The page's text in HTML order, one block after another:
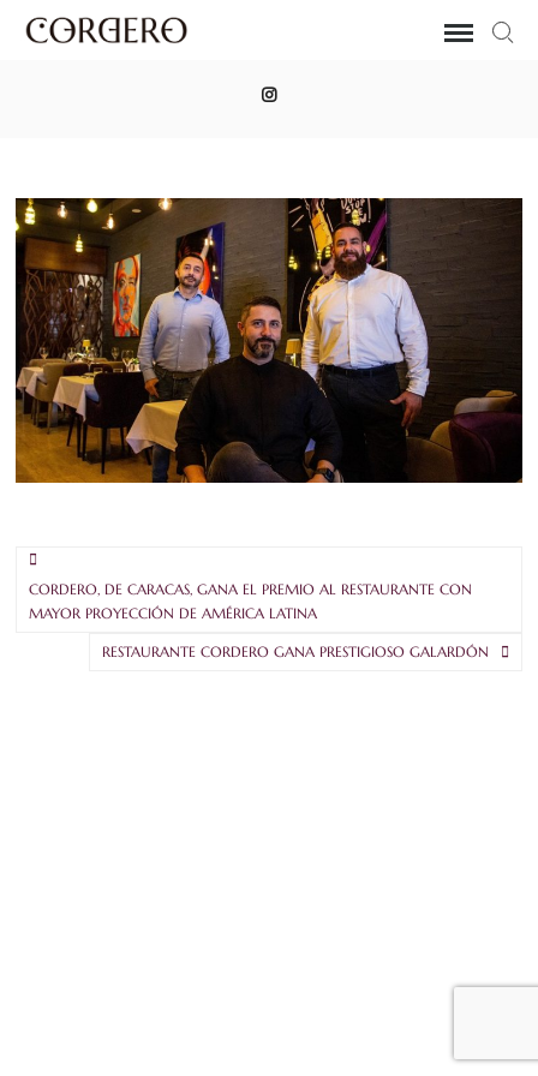
CORDERO, DE CARACAS, GANA EL PREMIO AL RESTAURANTE CON
MAYOR PROYECCIÓN DE AMÉRICA LATINA
RESTAURANTE CORDERO GANA PRESTIGIOSO GALARDÓN